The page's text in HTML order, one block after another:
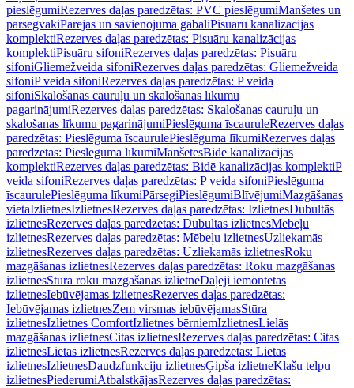
pieslēgumiRezerves daļas paredzētas: PVC pieslēgumiManšetes un
pārsegvākiPārejas un savienojuma gabaliPisuāru kanalizācijas
komplektiRezerves daļas paredzētas: Pisuāru kanalizācijas
komplektiPisuāru sifoniRezerves daļas paredzētas: Pisuāru
sifoniGliemežveida sifoniRezerves daļas paredzētas: Gliemežveida
sifoniP veida sifoniRezerves daļas paredzētas: P veida
sifoniSkalošanas cauruļu un skalošanas līkumu
pagarinājumiRezerves daļas paredzētas: Skalošanas cauruļu un
skalošanas līkumu pagarinājumiPieslēguma īscauruleRezerves daļas
paredzētas: Pieslēguma īscaurulePieslēguma līkumiRezerves daļas
paredzētas: Pieslēguma līkumiManšetesBidē kanalizācijas
komplektiRezerves daļas paredzētas: Bidē kanalizācijas komplektiP
veida sifoniRezerves daļas paredzētas: P veida sifoniPieslēguma
īscaurulePieslēguma līkumiPārsegiPieslēgumiBlīvējumiMazgāšanas
vietaIzlietnesIzlietnesRezerves daļas paredzētas: IzlietnesDubultās
izlietnesRezerves daļas paredzētas: Dubultās izlietnesMēbeļu
izlietnesRezerves daļas paredzētas: Mēbeļu izlietnesUzliekamās
izlietnesRezerves daļas paredzētas: Uzliekamās izlietnesRoku
mazgāšanas izlietnesRezerves daļas paredzētas: Roku mazgāšanas
izlietnesStūra roku mazgāšanas izlietneDaļēji iemontētās
izlietnesIebūvējamas izlietnesRezerves daļas paredzētas:
Iebūvējamas izlietnesZem virsmas iebūvējamasStūra
izlietnesIzlietnes ComfortIzlietnes bērniemIzlietnesLielās
mazgāšanas izlietnesCitas izlietnesRezerves daļas paredzētas: Citas
izlietnesLietās izlietnesRezerves daļas paredzētas: Lietās
izlietnesIzlietnesDaudzfunkciju izlietnesĢipša izlietneKlašu telpu
izlietnesPiederumiAtbalstkājasRezerves daļas paredzētas: